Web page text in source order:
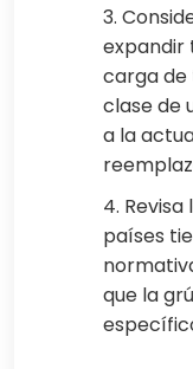
3.
expandir
carga de
clase de
a la
4.
países
que la